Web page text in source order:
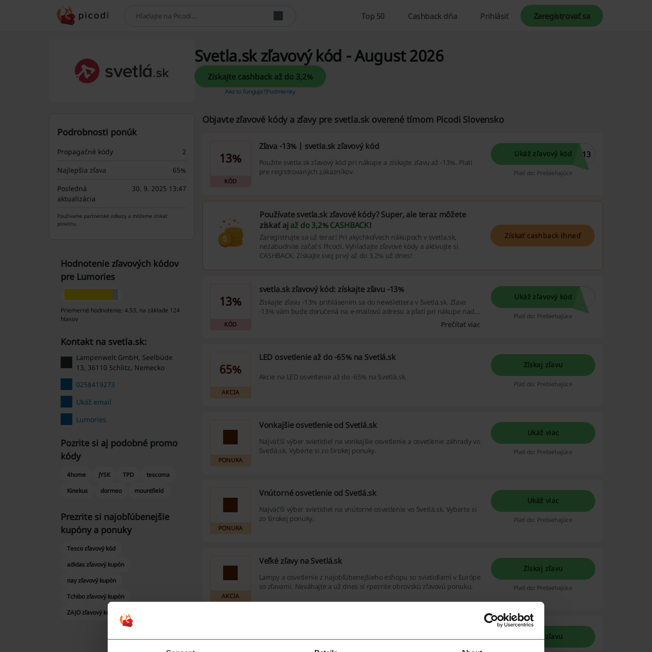
Hľadaj Top 50 Cashback dňa Prihlásiť Zaregistrovať sa
Svetla.sk zľavový kód - August 2026
Získajte cashback až do 3,2%
Ako to funguje?Podmienky
Objavte zľavové kódy a zľavy pre svetla.sk overené tímom Picodi Slovensko
13%
KÓD
Zľava -13% | svetla.sk zľavový kód
Použite svetla.sk zľavový kód pri nákupe a získajte zľavu až -13%. Platí
pre registrovaných zákazníkov.
Ukáž zľavový kód T13
Platí do: Prebiehajúce
Používate svetla.sk zľavové kódy? Super, ale teraz môžete
získať ajaž do 3,2% CASHBACK!
Zaregistrujte sa už teraz! Pri akýchkoľvech nákupoch v svetla.sk,
nezabudnite začať s Picodi. Vyhľadajte zľavové kódy a aktivujte si
CASHBACK. Získajte svoj prvý až do 3,2% už dnes!
Získať cashback ihneď
13%
KÓD
svetla.sk zľavový kód: získajte zľavu -13%
Získajte zľavu -13% prihlásením sa do newslettera v Svetlá.sk. Zľava
-13% vám bude doručená na e-mailovú adresu a platí pri nákupe nad
99€. Po prihláesní sa do odberu noviniek cez váš e-mail vám budú do
schránky chodiť najnovšie akcie a zľavy od Svetlá.sk, ale taktiež najnovšie
Prečítať viac
Ukáž zľavový kód
Platí do: Prebiehajúce
65%
AKCIA
LED osvetlenie až do -65% na Svetlá.sk
Akcie na LED osvetlenie až do -65% na Svetlá.sk.
Získaj zľavu
Platí do: Prebiehajúce
PONUKA
Vonkajšie osvetlenie od Svetlá.sk
Najväčší výber svietidiel na vonkajšie osvetlenie a osvetlenie záhrady vo
Svetlá.sk. Vyberte si zo širokej ponuky.
Ukáž viac
Platí do: Prebiehajúce
PONUKA
Vnútorné osvetlenie od Svetlá.sk
Najväčší výber svietidiel na vnútorné osvetlenie vo Svetlá.sk. Vyberte si
zo širokej ponuky.
Ukáž viac
Platí do: Prebiehajúce
AKCIA
Veľké zľavy na Svetlá.sk
Lampy a osvetlenie z najobľúbenejšieho eshopu so svietidlami v Európe
so zľavami. Neváhajte a už dnes si rpezrite obrovskú zľavovú ponuku.
Získaj zľavu
Platí do: Prebiehajúce
Doprava zadarmo pri každom nákupe nad 29,99€ v eshope Svetlá.sk
Získaj zľavu
Podrobnosti ponúk
Propagačné kódy
2
Najlepšia zľava
65%
Posledná
aktualizácia
30. 9. 2025 13:47
Používame partnerské odkazy a môžeme získať
províziu.
Hodnotenie zľavových kódov
pre Lumories
Priemerné hodnotenie: 4.53, na základe 124
hlasov
Kontakt na svetla.sk:
Lampenwelt GmbH, Seelbüde
13, 36110 Schlitz, Nemecko
0258419273
Ukáž email
Lumories
Pozrite si aj podobné promo
kódy
4home JYSK TPD
tescoma
Kinekus
dormeo mountfield
Prezrite si najobľúbenejšie
kupóny a ponuky
Tesco zľavový kód
adidas zľavový kupón
nay zľavový kupón
Tchibo zľavový kupón
ZAJO zľavový kupón